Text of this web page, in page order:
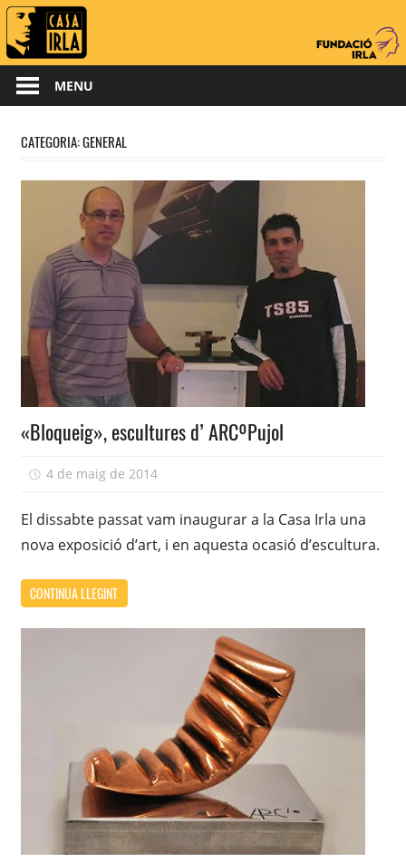
Skip
content
MENU
CATEGORIA:GENERAL
«Bloqueig», escultures d’ ARCºPujol
4 de maig de 2014
El dissabte passat vam inaugurar a la Casa Irla una
nova exposició d’art, i en aquesta ocasió d’escultura.
CONTINUA LLEGINT